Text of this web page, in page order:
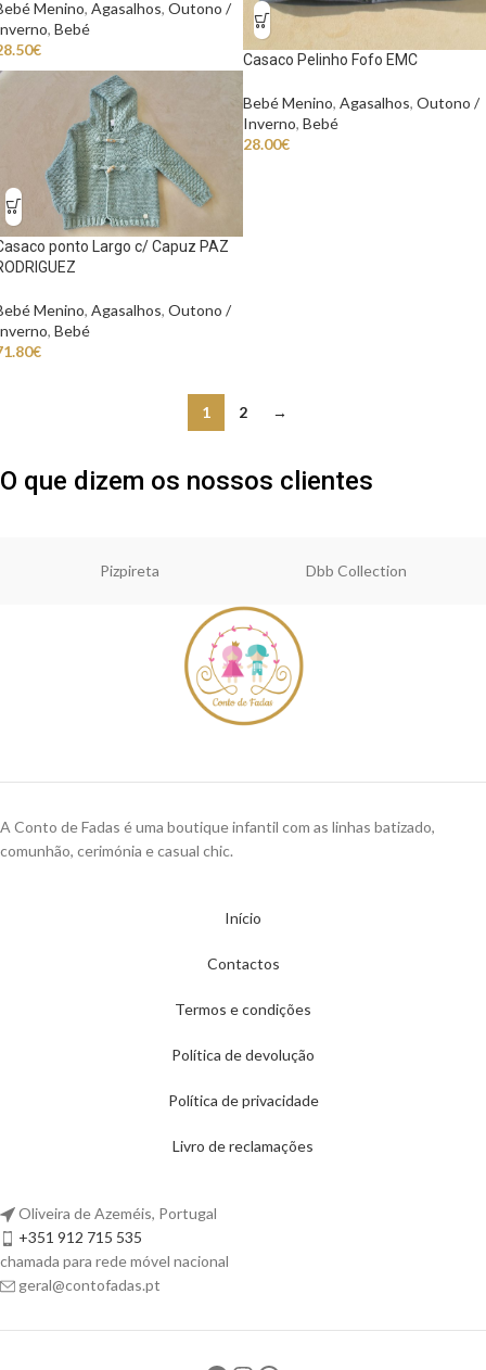
Casaco Pelinho Fofo EMC
Bebé Menino, Agasalhos, Outono /
Inverno, Bebé
28.00€
Menino, Agasalhos, Outono /
, Bebé
€
ponto Largo c/ Capuz PAZ
Menino, Agasalhos, Outono /
, Bebé
€
1 2 →
O que dizem os nossos clientes
Pizpireta Dbb Collection
A Conto de Fadas é uma boutique infantil com as linhas batizado,
comunhão, cerimónia e casual chic.
Início
Contactos
Termos e condições
Política de devolução
Política de privacidade
Livro de reclamações
Oliveira de Azeméis, Portugal
+351 912 715 535
chamada para rede móvel nacional
geral@contofadas.pt